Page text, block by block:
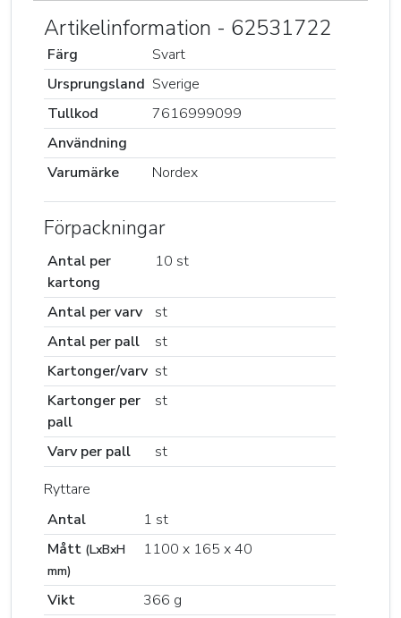
Artikelinformation - 62531722
Färg
Svart
Ursprungsland Sverige
Tullkod
7616999099
Användning
Varumärke
Nordex
Förpackningar
Antal per
kartong
10 st
Antal per varv
st
Antal per pall
st
Kartonger/varv st
Kartonger per
pall
st
Varv per pall
st
Ryttare
Antal
1 st
Mått (LxBxH
mm)
1100 x 165 x 40
Vikt
366 g